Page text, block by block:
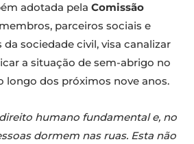
adotada pela Comissão
parceiros sociais e
sociedade civil, visa canalizar
a situação de sem-abrigo no
longo dos próximos nove anos.
humano fundamental e, no
dormem nas ruas. Esta não